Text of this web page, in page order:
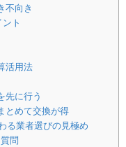
不向き
ト
活用法
先に行う
とめて交換が得
る業者選びの見極め
問